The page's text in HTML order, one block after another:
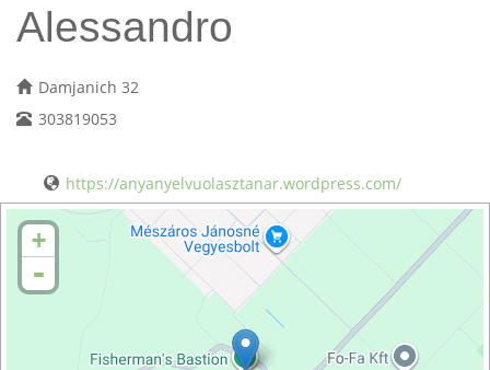
Alessandro
Damjanich 32
303819053
https://anyanyelvuolasztanar.wordpress.com/
+
-